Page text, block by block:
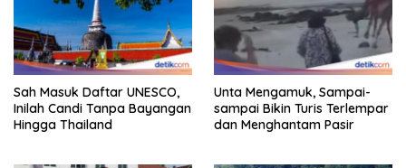
Sah Masuk Daftar UNESCO,
Inilah Candi Tanpa Bayangan
Hingga Thailand
Unta Mengamuk, Sampai-
sampai Bikin Turis Terlempar
dan Menghantam Pasir